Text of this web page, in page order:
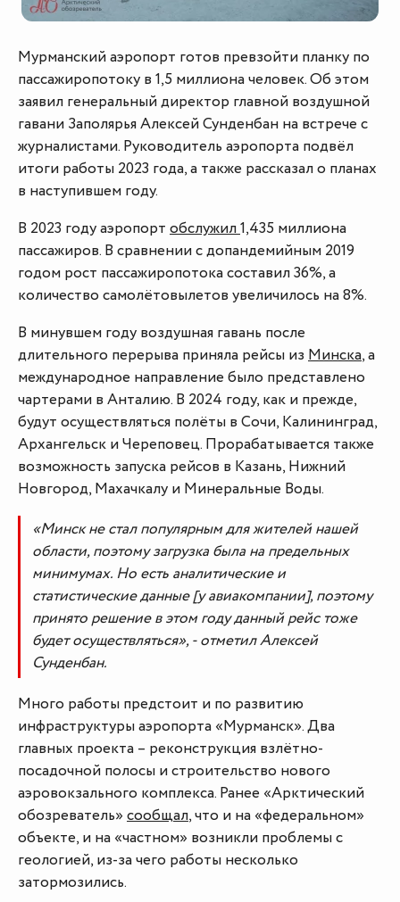
Мурманский аэропорт готов превзойти планку по
пассажиропотоку в 1,5 миллиона человек. Об этом
заявил генеральный директор главной воздушной
гавани Заполярья Алексей Сунденбан на встрече с
журналистами. Руководитель аэропорта подвёл
итоги работы 2023 года, а также рассказал о планах
в наступившем году.
В 2023 году аэропорт обслужил1,435 миллиона
пассажиров. В сравнении с допандемийным 2019
годом рост пассажиропотока составил 36%, а
количество самолётовылетов увеличилось на 8%.
В минувшем году воздушная гавань после
длительного перерыва приняла рейсы из Минска, а
международное направление было представлено
чартерами в Анталию. В 2024 году, как и прежде,
будут осуществляться полёты в Сочи, Калининград,
Архангельск и Череповец. Прорабатывается также
возможность запуска рейсов в Казань, Нижний
Новгород, Махачкалу и Минеральные Воды.
«Минск не стал популярным для жителей нашей
области, поэтому загрузка была на предельных
минимумах. Но есть аналитические и
статистические данные [у авиакомпании], поэтому
принято решение в этом году данный рейс тоже
будет осуществляться», - отметил Алексей
Сунденбан.
Много работы предстоит и по развитию
инфраструктуры аэропорта «Мурманск». Два
главных проекта – реконструкция взлётно-
посадочной полосы и строительство нового
аэровокзального комплекса. Ранее «Арктический
обозреватель» сообщал, что и на «федеральном»
объекте, и на «частном» возникли проблемы с
геологией, из-за чего работы несколько
затормозились.